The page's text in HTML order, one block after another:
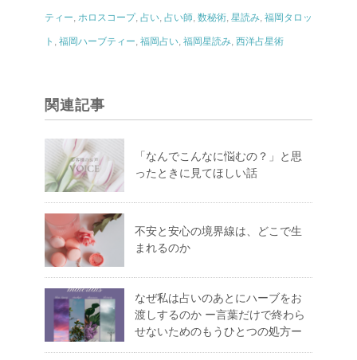
ティー, ホロスコープ, 占い, 占い師, 数秘術, 星読み, 福岡タロッ
ト , 福岡ハーブティー, 福岡占い, 福岡星読み, 西洋占星術
関連記事
「なんでこんなに悩むの？」と思
ったときに見てほしい話
不安と安心の境界線は、どこで生
まれるのか
なぜ私は占いのあとにハーブをお
渡しするのか ー言葉だけで終わら
せないためのもうひとつの処方ー